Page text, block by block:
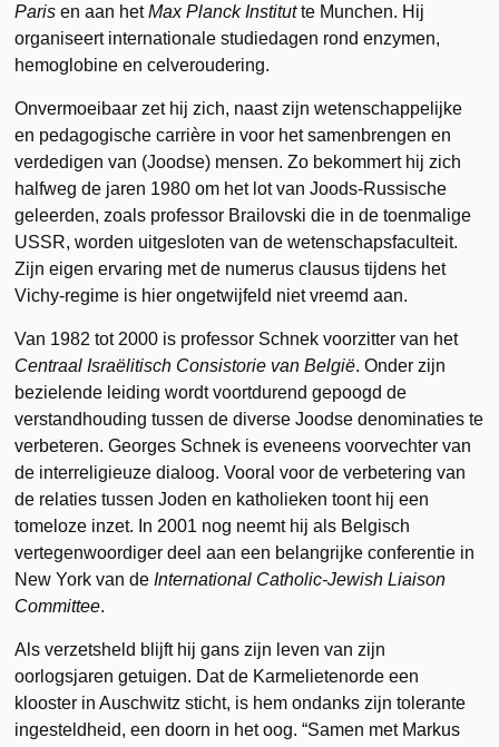
Paris en aan hetMax Planck Institutte Munchen. Hij
organiseert internationale studiedagen rond enzymen,
hemoglobine en celveroudering.
Onvermoeibaar zet hij zich, naast zijn wetenschappelijke
en pedagogische carrière in voor het samenbrengen en
verdedigen van (Joodse) mensen. Zo bekommert hij zich
halfweg de jaren 1980 om het lot van Joods-Russische
geleerden, zoals professor Brailovski die in de toenmalige
USSR, worden uitgesloten van de wetenschapsfaculteit.
Zijn eigen ervaring met de numerus clausus tijdens het
Vichy-regime is hier ongetwijfeld niet vreemd aan.
Van 1982 tot 2000 is professor Schnek voorzitter van het
Centraal Israëlitisch Consistorie van België. Onder zijn
bezielende leiding wordt voortdurend gepoogd de
verstandhouding tussen de diverse Joodse denominaties te
verbeteren. Georges Schnek is eveneens voorvechter van
de interreligieuze dialoog. Vooral voor de verbetering van
de relaties tussen Joden en katholieken toont hij een
tomeloze inzet. In 2001 nog neemt hij als Belgisch
vertegenwoordiger deel aan een belangrijke conferentie in
New York van de International Catholic-Jewish Liaison
Committee.
Als verzetsheld blijft hij gans zijn leven van zijn
oorlogsjaren getuigen. Dat de Karmelietenorde een
klooster in Auschwitz sticht, is hem ondanks zijn tolerante
ingesteldheid, een doorn in het oog. “Samen met Markus